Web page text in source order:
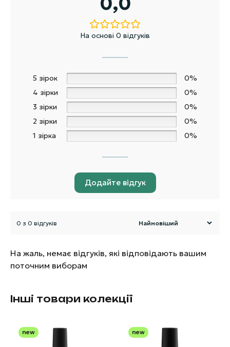
На основі 0 відгуків
5 зірок
0%
4 зірки
0%
3 зірки
0%
2 зірки
0%
1 зірка
0%
Додайте відгук
0 з 0 відгуків
На жаль, немає відгуків, які відповідають вашим
поточним виборам
Інші товари колекції
new new